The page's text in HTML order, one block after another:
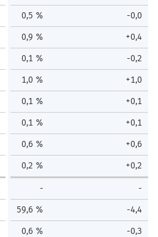
0,5 % -0,0
0,9 % +0,4
0,1 % -0,2
1,0 % +1,0
0,1 % +0,1
0,1 % +0,1
0,6 % +0,6
0,2 % +0,2
- -
59,6 % -4,4
0,6 % -0,3